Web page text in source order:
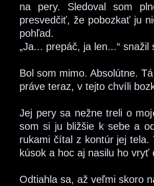
na pery. Sledoval som
presvedčiť, že pobozkať ju
pohľad.
„Ja... prepáč, ja len...“
Bol som mimo. Absolútne.
práve teraz, v tejto chvíli
Jej pery sa nežne treli o
som si ju bližšie k sebe a
rukami čítal z kontúr jej
kúsok a hoc aj nasilu ho vryť
Odtiahla sa, až veľmi skoro